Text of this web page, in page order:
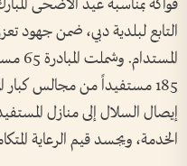
التابع لبلدية دبي، ضمن جهود
185 مستفيداً من مجالس كبار
إيصال السلال إلى منازل
الخدمة، ويجسد قيم الرعاية